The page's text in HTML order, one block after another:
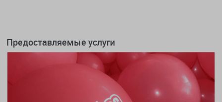
Предоставляемые услуги